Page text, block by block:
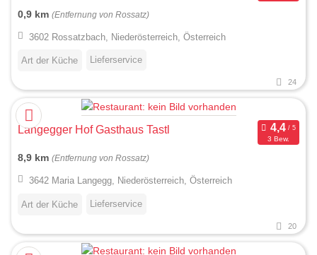
0,9 km (Entfernung von Rossatz)
3602 Rossatzbach, Niederösterreich, Österreich
Art der Küche Lieferservice
24
Langegger Hof Gasthaus Tastl
3 Bew.
8,9 km (Entfernung von Rossatz)
3642 Maria Langegg, Niederösterreich, Österreich
Art der Küche Lieferservice
20